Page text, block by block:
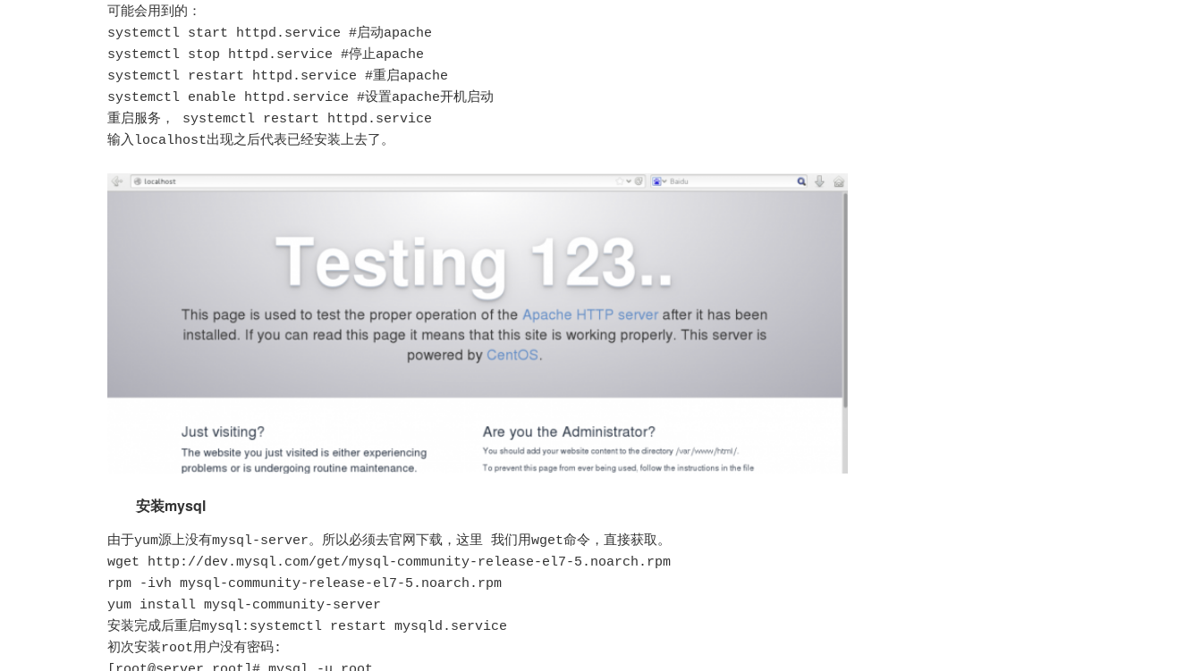
可能会用到的：
systemctl start httpd.service #启动apache
systemctl stop httpd.service #停止apache
systemctl restart httpd.service #重启apache
systemctl enable httpd.service #设置apache开机启动
重启服务， systemctl restart httpd.service
输入localhost出现之后代表已经安装上去了。
安装mysql
由于yum源上没有mysql-server。所以必须去官网下载，这里 我们用wget命令，直接获取。
wget http://dev.mysql.com/get/mysql-community-release-el7-5.noarch.rpm
rpm -ivh mysql-community-release-el7-5.noarch.rpm
yum install mysql-community-server
安装完成后重启mysql:systemctl restart mysqld.service
初次安装root用户没有密码: